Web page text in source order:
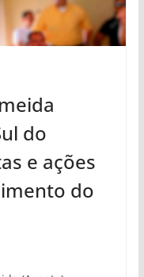
do
e ações
do